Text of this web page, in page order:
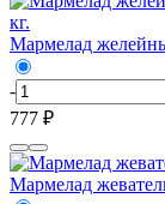
Мармелад
-
777 ₽
Мармелад